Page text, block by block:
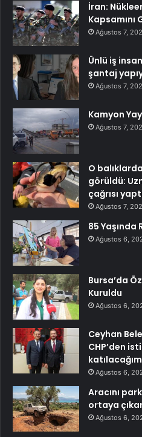
İran:
Kapsamını
Ağustos 7,
Ünlü iş
şantaj
Ağustos 7,
Kamyon
Ağustos 7,
O
görüldü:
çağrısı
Ağustos 7,
85 Yaşında
Ağustos 6,
Bursa’da
Kuruldu
Ağustos 6,
Ceyhan
CHP’den
katılacağım
Ağustos 6,
Aracını
ortaya
Ağustos 6,